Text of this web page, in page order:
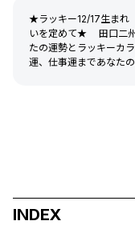
★ラッキー12/17生まれ
いを定めて★ 田口二州
たの運勢とラッキーカ
運、仕事運まであなた
INDEX